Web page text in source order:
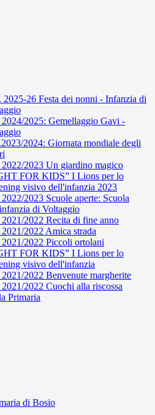
2025-26 Festa dei nonni - Infanzia di
2025: Gemellaggio Gavi -
2024: Giornata mondiale degli
2023 Un giardino magico
FOR KIDS” I Lions per lo
visivo dell'infanzia 2023
2023 Scuole aperte: Scuola
di Voltaggio
2022 Recita di fine anno
2022 Amica strada
2022 Piccoli ortolani
FOR KIDS” I Lions per lo
visivo dell'infanzia
2022 Benvenute margherite
2022 Cuochi alla riscossa
Primaria
di Bosio